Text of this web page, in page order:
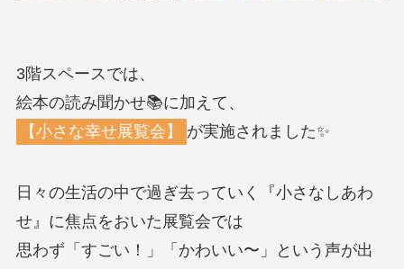
3階スペースでは、
絵本の読み聞かせ📚に加えて、
【小さな幸せ展覧会】
が実施されました✨
日々の生活の中で過ぎ去っていく『小さなしあわ
せ』に焦点をおいた展覧会では
思わず「すごい！」「かわいい〜」という声が出